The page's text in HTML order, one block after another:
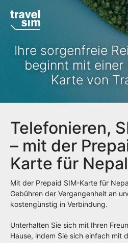
Ihre sorgenfreie
beginnt mit einer
Karte von
Telefonieren,
– mit der
Karte für Nepal
Mit der Prepaid SIM-Karte für
Gebühren der Vergangenheit an
kostengünstig in Verbindung.
Unterhalten Sie sich mit Ihren
Hause, indem Sie sich einfach mit